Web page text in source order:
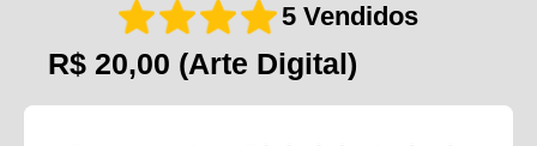
5 Vendidos
R$ 20,00 (Arte Digital)